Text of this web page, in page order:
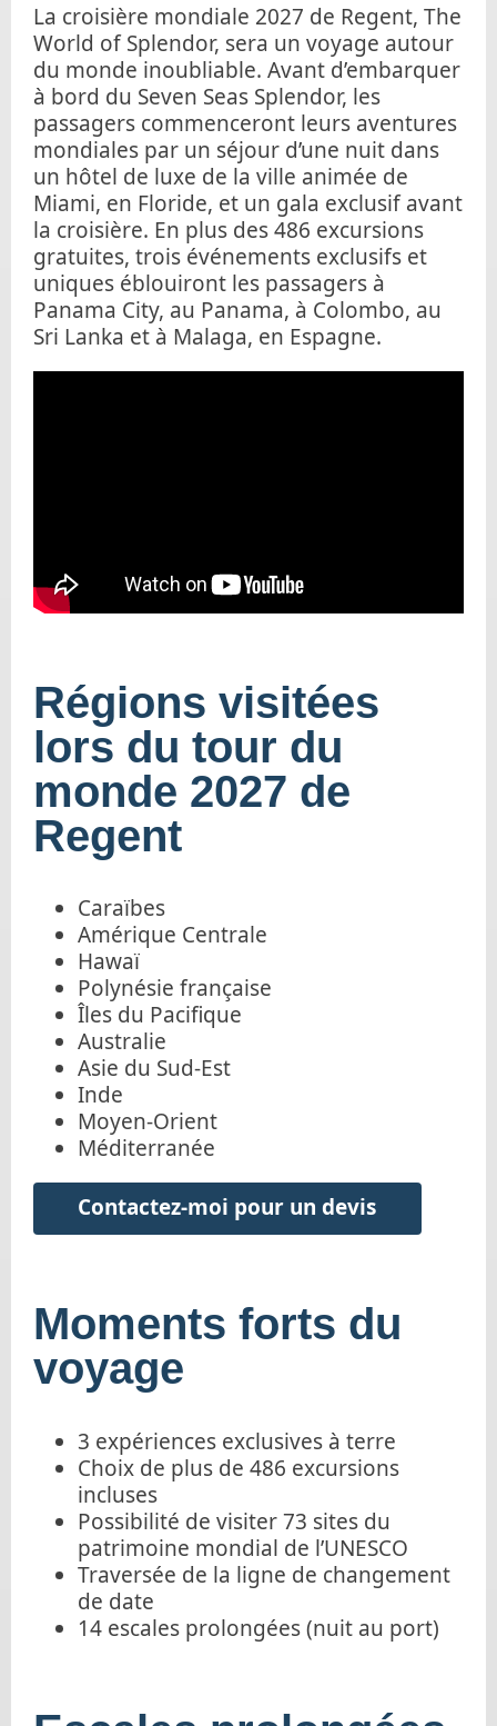
La croisière mondiale 2027 de Regent, The
World of Splendor, sera un voyage autour
du monde inoubliable. Avant d’embarquer
à bord du Seven Seas Splendor, les
passagers commenceront leurs aventures
mondiales par un séjour d’une nuit dans
un hôtel de luxe de la ville animée de
Miami, en Floride, et un gala exclusif avant
la croisière. En plus des 486 excursions
gratuites, trois événements exclusifs et
uniques éblouiront les passagers à
Panama City, au Panama, à Colombo, au
Sri Lanka et à Malaga, en Espagne.
Régions visitées
lors du tour du
monde 2027 de
Regent
Caraïbes
Amérique Centrale
Hawaï
Polynésie française
Îles du Pacifique
Australie
Asie du Sud-Est
Inde
Moyen-Orient
Méditerranée
Contactez-moi pour un devis
Moments forts du
voyage
3 expériences exclusives à terre
Choix de plus de 486 excursions
incluses
Possibilité de visiter 73 sites du
patrimoine mondial de l’UNESCO
Traversée de la ligne de changement
de date
14 escales prolongées (nuit au port)